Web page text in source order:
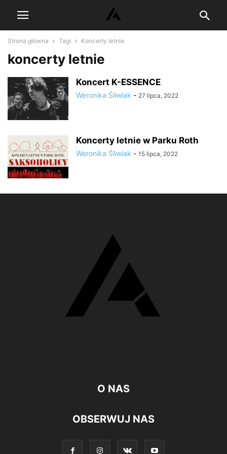
Strona główna Tagi Koncerty letnie
koncerty letnie
Koncert K-ESSENCE
Weronika Śliwiak - 27 lipca, 2022
Koncerty letnie w Parku Roth
Weronika Śliwiak - 15 lipca, 2022
O NAS
OBSERWUJ NAS